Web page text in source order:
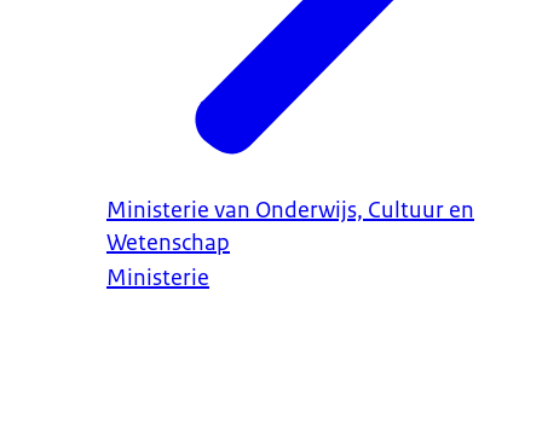
Ministerie van Onderwijs, Cultuur en
Wetenschap
Ministerie